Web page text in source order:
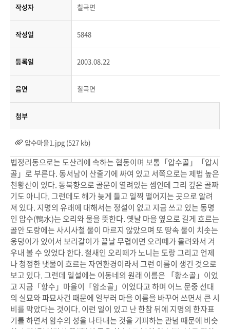
작성자 칠곡면
작성일 5848
등록일 2003.08.22
읍면 칠곡면
첨부
압수마을1.jpg (527 kb)
법정리동으로는 도산리에 속하는 협동이며 보통「압수골」「압시
골」로 부른다. 동서남이 산줄기에 싸여 있고 서쪽으로는 제법 높은
천황산이 있다. 동북향으로 골문이 열려있는 셈인데 그리 깊은 골짜
기도 아니다. 그런데도 해가 늦게 들고 일찍 떨어지는 곳으로 알려
져 있다. 지명의 유래에 대해서는 정설이 없고 지금 쓰고 있는 동명
인 압수(鴨水)는 오리와 물을 뜻한다. 옛날 마을 옆으로 길게 흐르는
골안 도랑에는 사시사철 물이 마르지 않았으며 또 땅속 물이 치솟는
웅덩이가 있어서 보리갈이가 끝날 무렵이면 오리떼가 몰려와서 겨
우내 볼 수 있었다 한다. 철새인 오리떼가 노니는 도랑 그리고 언제
나 청정한 냇물이 흐르는 자연환경이라서 그런 이름이 생긴 것으로
보고 있다. 그런데 일설에는 이동네의 원래 이름은 「황소골」이었
고 지금「항수」마을이「암소골」이었다고 하며 어느 문중 선대
의 실묘와 파묘사건 때문에 일부러 마을 이름을 바꾸어 쓰면서 큰 시
비를 막았다는 것이다. 이런 일이 있고 난 한참 뒤에 지명의 한자표
기를 하면서 암수의 성을 나타내는 것을 기피하는 관념 때문에 비슷